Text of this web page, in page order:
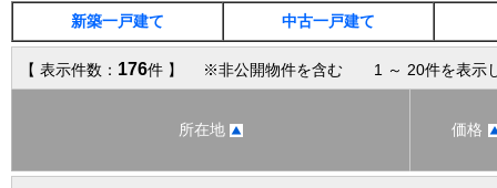
新築一戸建て 中古一戸建て
【 表示件数： 176件 】 ※非公開物件を含む 1 ～ 20件を表示
所在地 価格